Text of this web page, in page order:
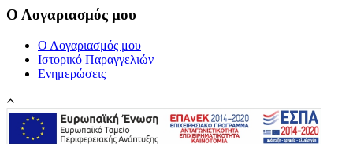
Ο Λογαριασμός μου
Ο Λογαριασμός μου
Ιστορικό Παραγγελιών
Ενημερώσεις